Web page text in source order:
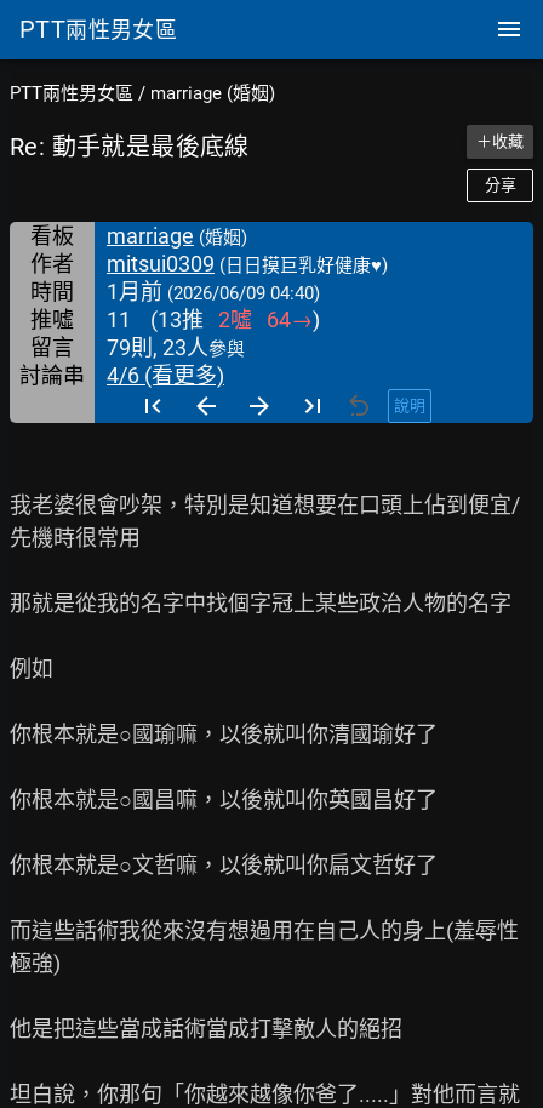
PTT兩性男女區
PTT兩性男女區 / marriage (婚姻)
Re: 動手就是最後底線 ＋收藏
分享
看板 marriage (婚姻)
作者 mitsui0309 (日日摸巨乳好健康♥)
時間 1月前 (2026/06/09 04:40)
推噓 11 (13推 2噓 64→)
留言
79則, 23人參與
討論串 4/6 (看更多)
說明
我老婆很會吵架，特別是知道想要在口頭上佔到便宜/
先機時很常用
那就是從我的名字中找個字冠上某些政治人物的名字
例如
你根本就是○國瑜嘛，以後就叫你清國瑜好了
你根本就是○國昌嘛，以後就叫你英國昌好了
你根本就是○文哲嘛，以後就叫你扁文哲好了
而這些話術我從來沒有想過用在自己人的身上(羞辱性
極強)
他是把這些當成話術當成打擊敵人的絕招
坦白說，你那句「你越來越像你爸了.....」對他而言就